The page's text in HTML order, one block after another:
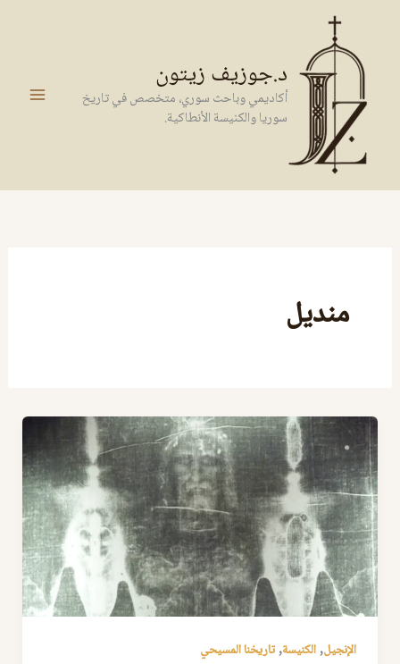
المحتوى
د.جوزيف زيتون
أكاديمي وباحث سوري، متخصص في تاريخ
سوريا والكنيسة الأنطاكية.
منديل
الإنجيل,الكنيسة,تاريخنا المسيحي